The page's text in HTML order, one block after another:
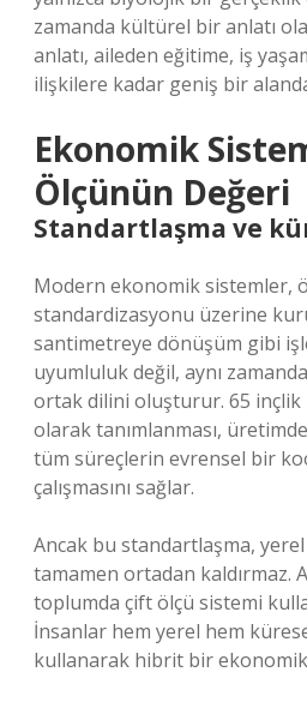
zamanda kültürel bir anlatı
anlatı, aileden eğitime, iş
ilişkilere kadar geniş bir
Ekonomik
Ölçünün Değeri
Standartlaşma ve
Modern ekonomik sistemler,
standardizasyonu üzerine
santimetreye dönüşüm gibi
uyumluluk değil, aynı
ortak dilini oluşturur. 65 inçlik
olarak tanımlanması,
tüm süreçlerin evrensel bir
çalışmasını sağlar.
Ancak bu standartlaşma,
tamamen ortadan kaldırmaz.
toplumda çift ölçü sistemi
İnsanlar hem yerel hem
kullanarak hibrit bir